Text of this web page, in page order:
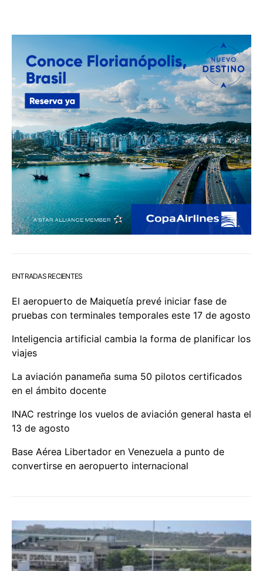
ENTRADAS RECIENTES
El aeropuerto de Maiquetía prevé iniciar fase de
pruebas con terminales temporales este 17 de agosto
Inteligencia artificial cambia la forma de planificar los
viajes
La aviación panameña suma 50 pilotos certificados
en el ámbito docente
INAC restringe los vuelos de aviación general hasta el
13 de agosto
Base Aérea Libertador en Venezuela a punto de
convertirse en aeropuerto internacional